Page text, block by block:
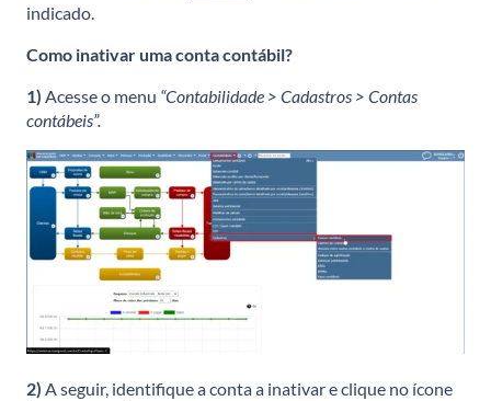
indicado.
Como inativar uma conta contábil?
1) Acesse o menu “Contabilidade > Cadastros > Contas
contábeis”.
2) A seguir, identifique a conta a inativar e clique no ícone